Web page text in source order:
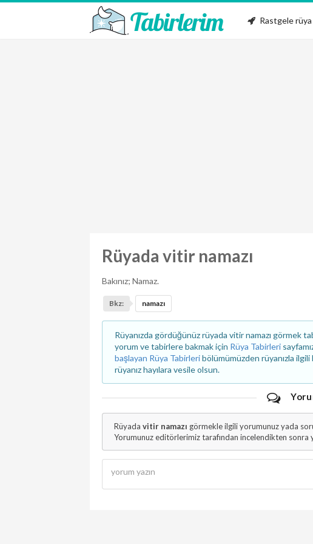
Rastgele rüya
Rüyada vitir namazı
Bakınız; Namaz.
Bkz: namazı
Rüyanızda gördüğünüz rüyada vitir namazı görmek
yorum ve tabirlere bakmak için Rüya Tabirleri
başlayan Rüya Tabirleribölümümüzden rüyanızla
rüyanız hayılara vesile olsun.
Rüyada vitir namazı görmekle ilgili yorumunuz yada
Yorumunuz editörlerimiz tarafından incelendikten sonra